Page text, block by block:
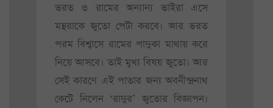
ভরত ও রামের অন্যান্য ভাইরা এসে
মন্থরাকে জুতো পেটা করবে। আর ভরত
পরম বিশ্বাসে রামের পাদুকা মাথায় করে
নিয়ে আসবে। তাই মুখ্য বিষয় জুতো। আর
সেই কারণে এই পাতার জন্য অবনীন্দ্রনাথ
কেটে নিলেন ‘রাদুর’ জুতোর বিজ্ঞাপন।